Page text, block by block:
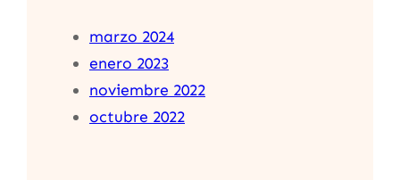
marzo 2024
enero 2023
noviembre 2022
octubre 2022